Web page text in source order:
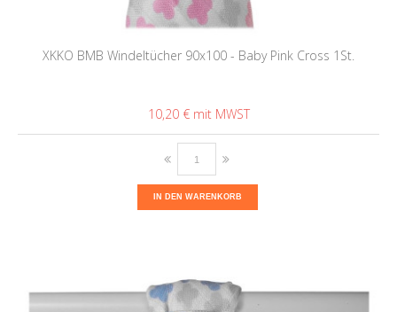
XKKO BMB Windeltücher 90x100 - Baby Pink Cross 1St.
10,20 €
IN DEN WARENKORB